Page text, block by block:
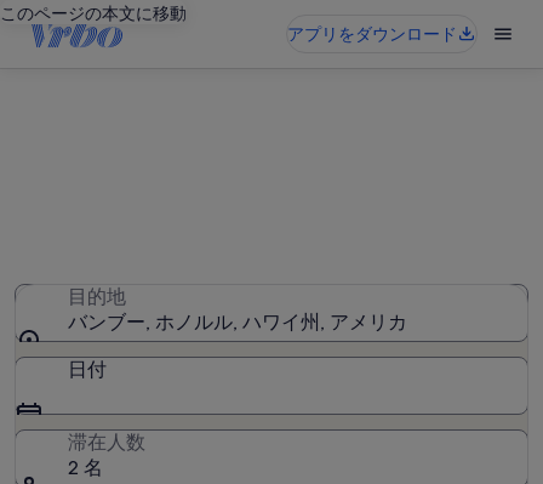
このページの本文に移動
アプリをダウンロード
目的地
バンブー, ホノルル, ハワイ州, アメリカ
日付
滞在人数
2 名